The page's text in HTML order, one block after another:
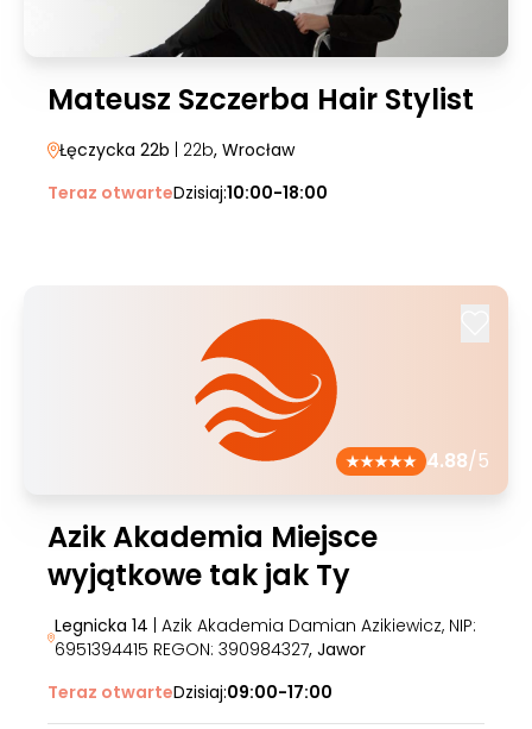
Mateusz Szczerba Hair Stylist
Łęczycka 22b | 22b, Wrocław
Teraz otwarteDzisiaj:10:00-18:00
4.88/5
Azik Akademia Miejsce
wyjątkowe tak jak Ty
Legnicka 14 | Azik Akademia Damian Azikiewicz, NIP:
6951394415 REGON: 390984327, Jawor
Teraz otwarteDzisiaj:09:00-17:00